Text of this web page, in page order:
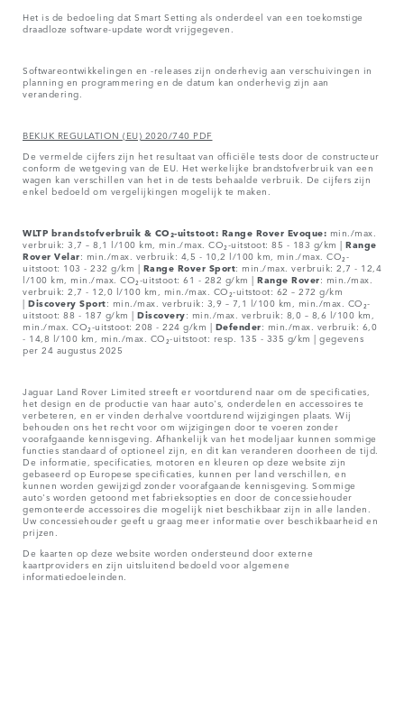
Het is de bedoeling dat Smart Setting als onderdeel van een toekomstige
draadloze software-update wordt vrijgegeven.
Softwareontwikkelingen en -releases zijn onderhevig aan verschuivingen in
planning en programmering en de datum kan onderhevig zijn aan
verandering.
BEKIJK REGULATION (EU) 2020/740 PDF
De vermelde cijfers zijn het resultaat van officiële tests door de constructeur
conform de wetgeving van de EU. Het werkelijke brandstofverbruik van een
wagen kan verschillen van het in de tests behaalde verbruik. De cijfers zijn
enkel bedoeld om vergelijkingen mogelijk te maken.
WLTP brandstofverbruik & CO₂-uitstoot: Range Rover Evoque: min./max.
verbruik: 3,7 – 8,1 l/100 km, min./max. CO₂-uitstoot: 85 - 183 g/km | Range
Rover Velar: min./max. verbruik: 4,5 - 10,2 l/100 km, min./max. CO₂-
uitstoot: 103 - 232 g/km | Range Rover Sport: min./max. verbruik: 2,7 - 12,4
l/100 km, min./max. CO₂-uitstoot: 61 - 282 g/km | Range Rover: min./max.
verbruik: 2,7 - 12,0 l/100 km, min./max. CO₂-uitstoot: 62 – 272 g/km
| Discovery Sport: min./max. verbruik: 3,9 – 7,1 l/100 km, min./max. CO₂-
uitstoot: 88 - 187 g/km | Discovery: min./max. verbruik: 8,0 – 8,6 l/100 km,
min./max. CO₂-uitstoot: 208 - 224 g/km | Defender: min./max. verbruik: 6,0
- 14,8 l/100 km, min./max. CO₂-uitstoot: resp. 135 - 335 g/km | gegevens
per 24 augustus 2025
Jaguar Land Rover Limited streeft er voortdurend naar om de specificaties,
het design en de productie van haar auto's, onderdelen en accessoires te
verbeteren, en er vinden derhalve voortdurend wijzigingen plaats. Wij
behouden ons het recht voor om wijzigingen door te voeren zonder
voorafgaande kennisgeving. Afhankelijk van het modeljaar kunnen sommige
functies standaard of optioneel zijn, en dit kan veranderen doorheen de tijd.
De informatie, specificaties, motoren en kleuren op deze website zijn
gebaseerd op Europese specificaties, kunnen per land verschillen, en
kunnen worden gewijzigd zonder voorafgaande kennisgeving. Sommige
auto's worden getoond met fabrieksopties en door de concessiehouder
gemonteerde accessoires die mogelijk niet beschikbaar zijn in alle landen.
Uw concessiehouder geeft u graag meer informatie over beschikbaarheid en
prijzen.
De kaarten op deze website worden ondersteund door externe
kaartproviders en zijn uitsluitend bedoeld voor algemene
informatiedoeleinden.